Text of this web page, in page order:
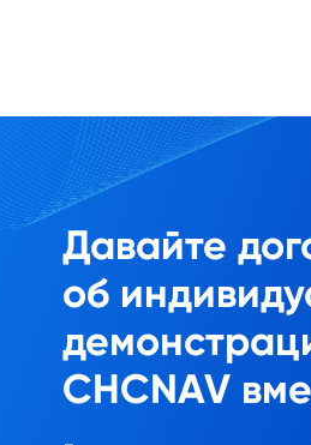
Давайте
об
CHCNAV